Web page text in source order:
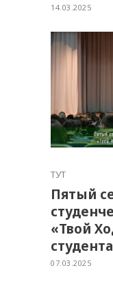
14.03.2025
ТУТ
Пятый
«Твой
07.03.2025